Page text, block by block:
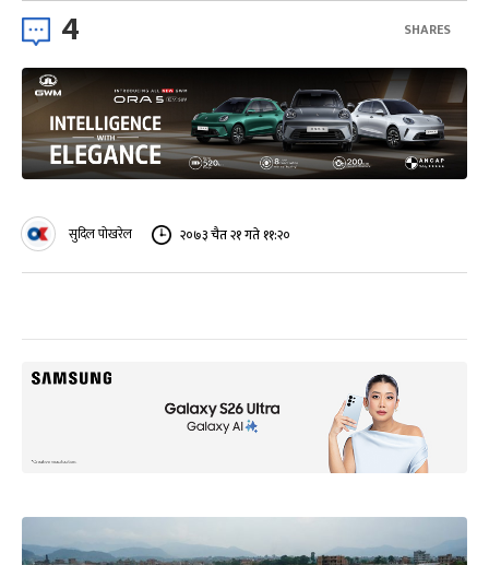
4 SHARES
सुदिल पोखरेल २०७३ चैत २१ गते ११:२०